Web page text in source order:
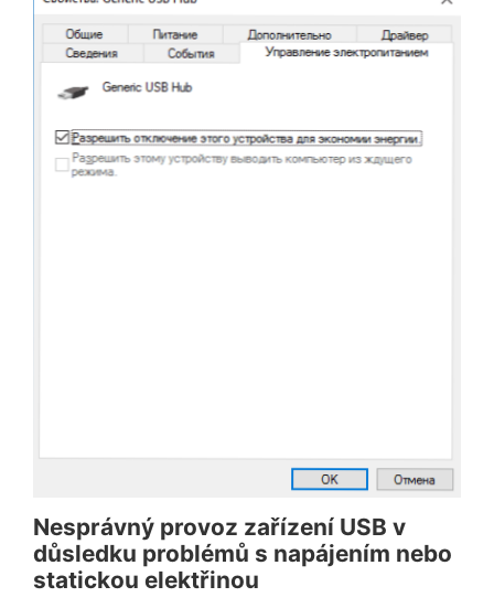
Nesprávný provoz zařízení USB v
důsledku problémů s napájením nebo
statickou elektřinou